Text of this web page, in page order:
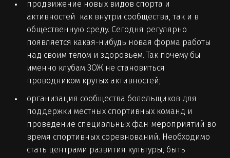
продвижение новых видов спорта и
активностей как внутри сообщества, так и в
общественную среду. Сегодня регулярно
появляется какая-нибудь новая форма работы
над своим телом и здоровьем. Так почему бы
именно клубам ЗОЖ не становиться
проводником крутых активностей;
организация сообщества болельщиков для
поддержки местных спортивных команд и
проведение специальных фан-мероприятий во
время спортивных соревнований. Необходимо
стать центрами развития культуры, быть